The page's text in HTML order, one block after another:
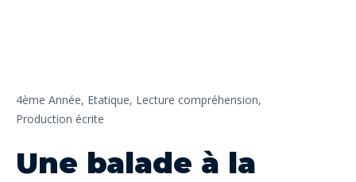
4ème Année, Etatique, Lecture compréhension,
Production écrite
Une balade à la